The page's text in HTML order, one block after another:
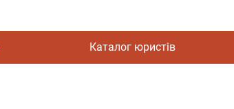
Каталог юристів